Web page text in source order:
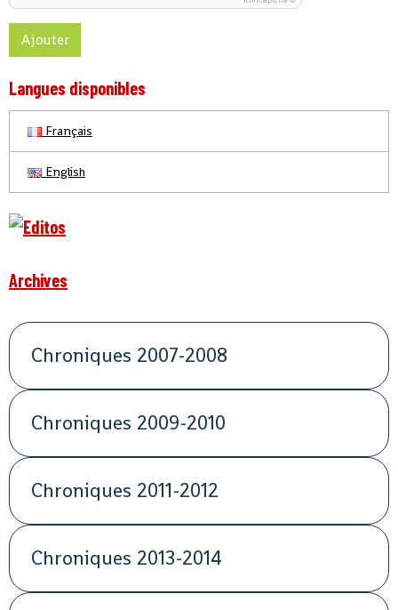
Ajouter
Langues disponibles
Français
English
Archives
Chroniques 2007-2008
Chroniques 2009-2010
Chroniques 2011-2012
Chroniques 2013-2014